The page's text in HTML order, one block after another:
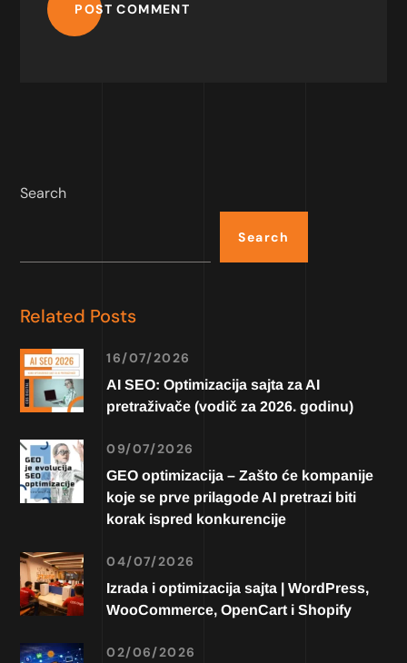
POST COMMENT
Search
Search
Related Posts
16/07/2026
AI SEO: Optimizacija sajta za AI
pretraživače (vodič za 2026. godinu)
09/07/2026
GEO optimizacija – Zašto će kompanije
koje se prve prilagode AI pretrazi biti
korak ispred konkurencije
04/07/2026
Izrada i optimizacija sajta | WordPress,
WooCommerce, OpenCart i Shopify
02/06/2026